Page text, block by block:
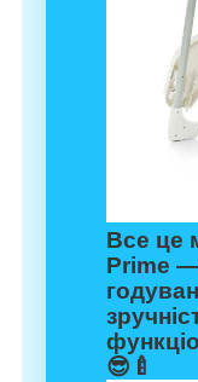
Все це
Prime —
😎🍼